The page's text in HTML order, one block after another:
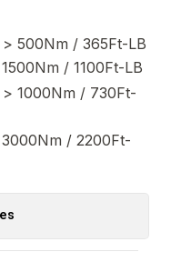
500Nm / 365Ft-LB
/ 1100Ft-LB
1000Nm / 730Ft-
/ 2200Ft-